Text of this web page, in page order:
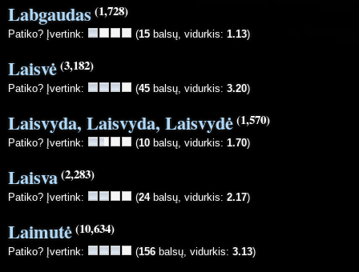
Labgaudas(1,728)
Patiko? Įvertink: (15 balsų, vidurkis: 1.13)
Laisvė(3,182)
Patiko? Įvertink: (45 balsų, vidurkis: 3.20)
Laisvyda, Laisvyda, Laisvydė(1,570)
Patiko? Įvertink: (10 balsų, vidurkis: 1.70)
Laisva(2,283)
Patiko? Įvertink: (24balsų, vidurkis: 2.17)
Laimutė(10,634)
Patiko? Įvertink: (156 balsų, vidurkis: 3.13)